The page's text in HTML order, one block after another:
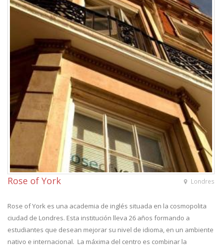
Londres
Rose of York
Rose of York es una academia de inglés situada en la cosmopolita
ciudad de Londres. Esta institución lleva 26 años formando a
estudiantes que desean mejorar su nivel de idioma, en un ambiente
nativo e internacional. La máxima del centro es combinar la